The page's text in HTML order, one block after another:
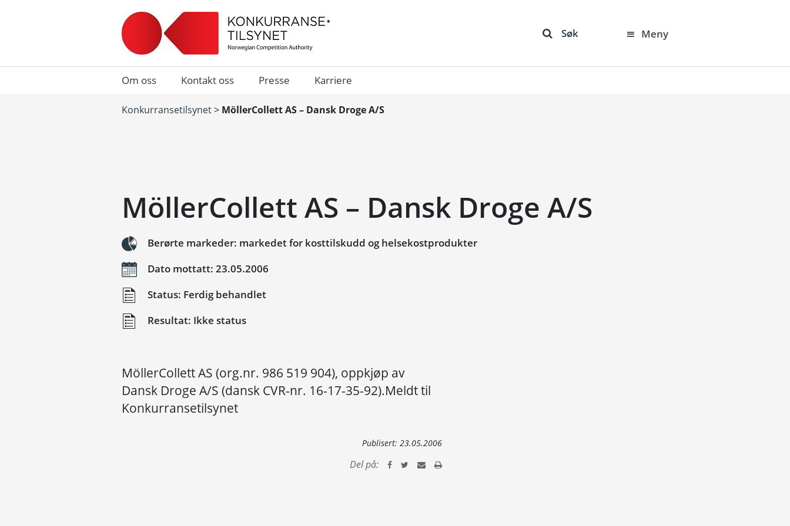
Søk Meny
Om oss Kontakt oss Presse Karriere
Konkurransetilsynet> MöllerCollett AS – Dansk Droge A/S
MöllerCollett AS – Dansk Droge A/S
Berørte markeder: markedet for kosttilskudd og helsekostprodukter
Dato mottatt: 23.05.2006
Status: Ferdig behandlet
Resultat: Ikke status
MöllerCollett AS (org.nr. 986 519 904), oppkjøp av
Dansk Droge A/S (dansk CVR-nr. 16-17-35-92).Meldt til
Konkurransetilsynet
Publisert: 23.05.2006
Del på: